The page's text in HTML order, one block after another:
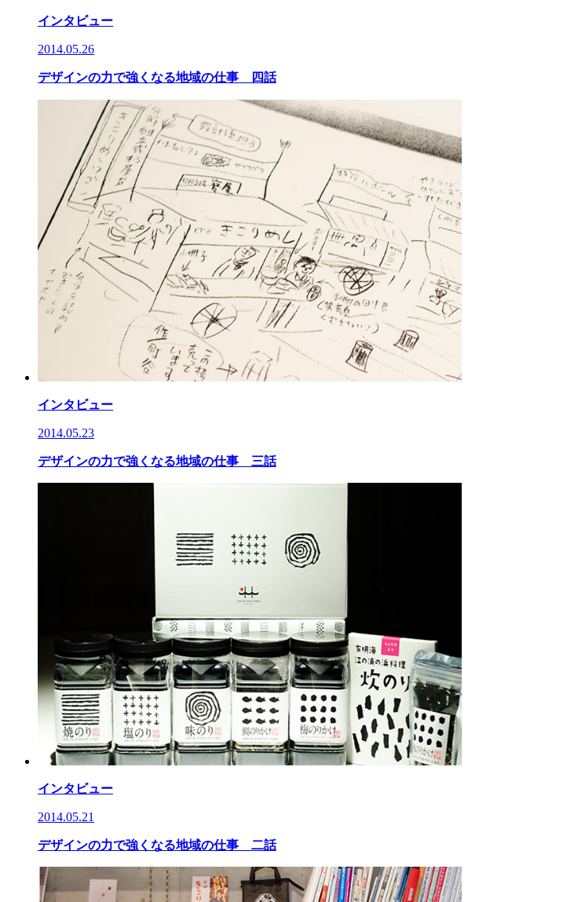
インタビュー
2014.05.26
デザインの力で強くなる地域の仕事 四話
インタビュー
2014.05.23
デザインの力で強くなる地域の仕事 三話
インタビュー
2014.05.21
デザインの力で強くなる地域の仕事 二話